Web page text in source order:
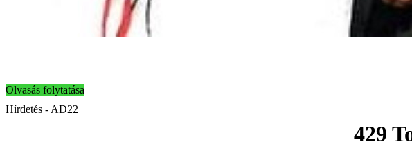
Olvasás folytatása
Hírdetés - AD22